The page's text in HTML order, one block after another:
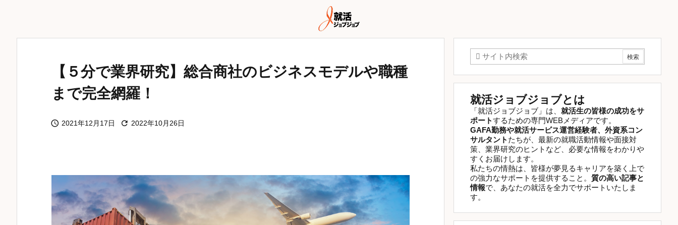
【５分で業界研究】総合商社のビジネスモデルや職種
まで完全網羅！
 2021年12月17日  2022年10月26日
就活ジョブジョブとは
「就活ジョブジョブ」は、 就活生の皆様の成功をサ
ポートするための専門WEBメディアです。
GAFA勤務や就活サービス運営経験者、外資系コン
サルタント たちが、最新の就職活動情報や面接対
策、業界研究のヒントなど、必要な情報をわかりや
すくお届けします。
私たちの情熱は、皆様が夢見るキャリアを築く上で
の強力なサポートを提供すること。 質の高い記事と
情報で、あなたの就活を全力でサポートいたしま
す。